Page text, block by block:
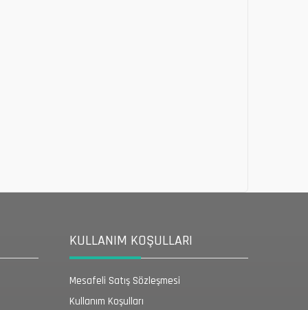
KULLANIM KOŞULLARI
Mesafeli Satış Sözleşmesi
Kullanım Koşulları